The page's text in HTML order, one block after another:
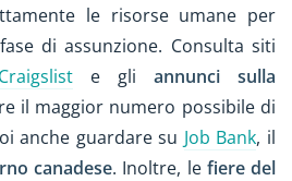
le risorse umane per
di assunzione. Consulta siti
Craigslist e gli annunci sulla
il maggior numero possibile di
anche guardare su Job Bank, il
canadese. Inoltre, le fiere del